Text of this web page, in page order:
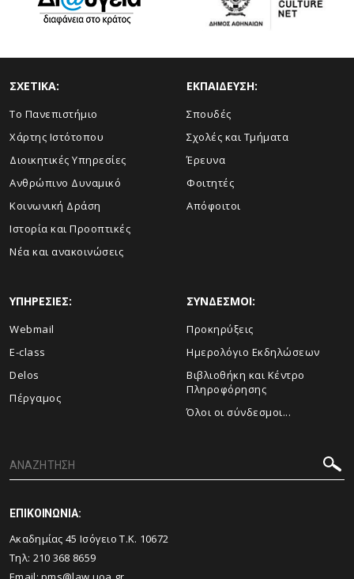
ΣΧΕΤΙΚΑ:
Το Πανεπιστήμιο
Χάρτης Ιστότοπου
Διοικητικές Υπηρεσίες
Ανθρώπινο Δυναμικό
Κοινωνική Δράση
Ιστορία και Προοπτικές
Νέα και ανακοινώσεις
ΕΚΠΑΙΔΕΥΣΗ:
Σπουδές
Σχολές και Τμήματα
Έρευνα
Φοιτητές
Απόφοιτοι
ΥΠΗΡΕΣΙΕΣ:
Webmail
E-class
Delos
Πέργαμος
ΣΥΝΔΕΣΜΟΙ:
Προκηρύξεις
Ημερολόγιο Εκδηλώσεων
Βιβλιοθήκη και Κέντρο
Πληροφόρησης
Όλοι οι σύνδεσμοι...
ΕΠΙΚΟΙΝΩΝΙΑ:
Ακαδημίας 45 Ισόγειο T.K. 10672
Τηλ: 210 368 8659